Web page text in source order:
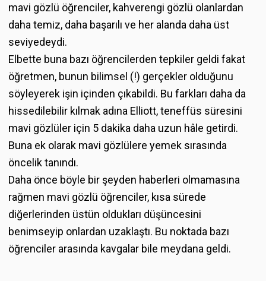
mavi gözlü öğrenciler, kahverengi gözlü olanlardan
daha temiz, daha başarılı ve her alanda daha üst
seviyedeydi.
Elbette buna bazı öğrencilerden tepkiler geldi fakat
öğretmen, bunun bilimsel (!) gerçekler olduğunu
söyleyerek işin içinden çıkabildi. Bu farkları daha da
hissedilebilir kılmak adına Elliott, teneffüs süresini
mavi gözlüler için 5 dakika daha uzun hâle getirdi.
Buna ek olarak mavi gözlülere yemek sırasında
öncelik tanındı.
Daha önce böyle bir şeyden haberleri olmamasına
rağmen mavi gözlü öğrenciler, kısa sürede
diğerlerinden üstün oldukları düşüncesini
benimseyip onlardan uzaklaştı. Bu noktada bazı
öğrenciler arasında kavgalar bile meydana geldi.